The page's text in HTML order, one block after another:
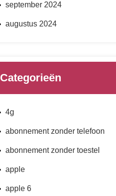
september 2024
augustus 2024
Categorieën
4g
abonnement zonder telefoon
abonnement zonder toestel
apple
apple 6